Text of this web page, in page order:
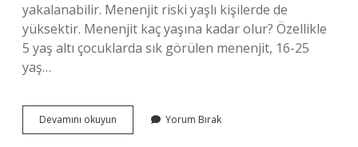
yakalanabilir. Menenjit riski yaşlı kişilerde de
yüksektir. Menenjit kaç yaşına kadar olur? Özellikle
5 yaş altı çocuklarda sık görülen menenjit, 16-25
yaş…
Devamını okuyun Menenjit
Hastalığı
Yorum Bırak